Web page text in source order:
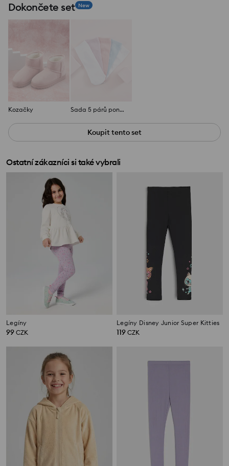
Dokončete set New
Kozačky Sada 5 párů ponožek
Koupit tento set
Ostatní zákazníci si také vybrali
Legíny
99 CZK
Legíny Disney Junior Super Kitties
119 CZK